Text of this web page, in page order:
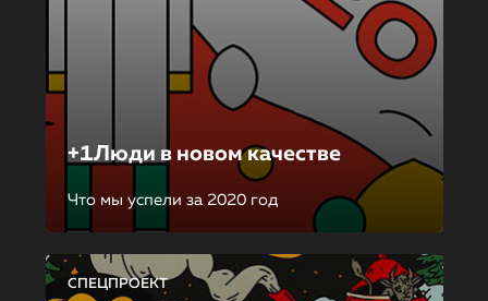
+1Люди в новом качестве
Что мы успели за 2020 год
СПЕЦПРОЕКТ